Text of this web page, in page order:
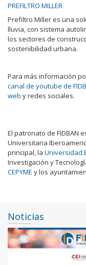
PREFILTRO MILLER
Prefiltro Miller es una
lluvia, con sistema
los sectores de
sostenibilidad urbana.
Para más información
canal de youtube de
web y redes sociales.
El patronato de FIDBAN
Universitaria
principal, la Universidad
Investigación y
CEPYME y los
Noticias